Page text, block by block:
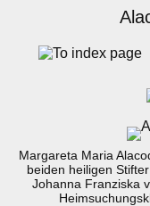
Margareta Maria
beiden heiligen
Johanna Franziska